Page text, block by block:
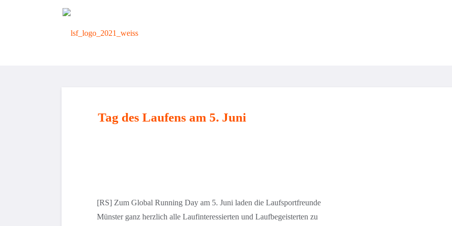
Tag des Laufens am 5. Juni
[RS] Zum Global Running Day am 5. Juni laden die Laufsportfreunde
Münster ganz herzlich alle Laufinteressierten und Laufbegeisterten zu